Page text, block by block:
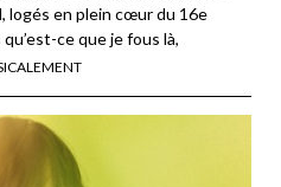
logés en plein cœur du 16e
ce que je fous là,